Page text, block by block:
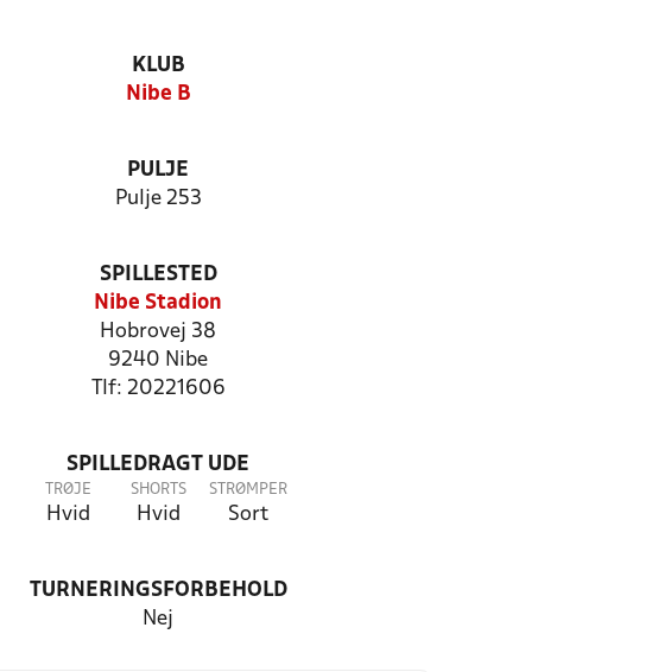
KLUB
Nibe B
PULJE
Pulje 253
SPILLESTED
Nibe Stadion
Hobrovej 38
9240 Nibe
Tlf: 20221606
SPILLEDRAGT UDE
TRØJE
Hvid
SHORTS
Hvid
STRØMPER
Sort
TURNERINGSFORBEHOLD
Nej